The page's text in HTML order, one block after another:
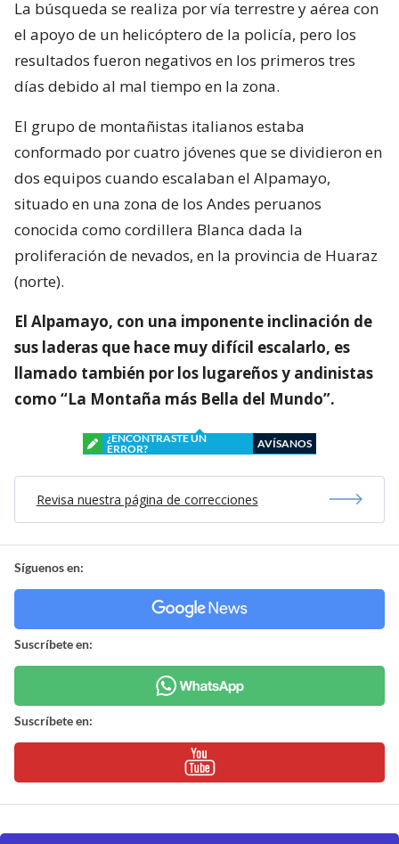
La búsqueda se realiza por vía terrestre y aérea con
el apoyo de un helicóptero de la policía, pero los
resultados fueron negativos en los primeros tres
días debido al mal tiempo en la zona.
El grupo de montañistas italianos estaba
conformado por cuatro jóvenes que se dividieron en
dos equipos cuando escalaban el Alpamayo,
situado en una zona de los Andes peruanos
conocida como cordillera Blanca dada la
proliferación de nevados, en la provincia de Huaraz
(norte).
El Alpamayo, con una imponente inclinación de
sus laderas que hace muy difícil escalarlo, es
llamado también por los lugareños y andinistas
como “La Montaña más Bella del Mundo”.
¿ENCONTRASTE UN
ERROR?
AVÍSANOS
Revisa nuestra página de correcciones
Síguenos en:
Suscríbete en:
Suscríbete en: